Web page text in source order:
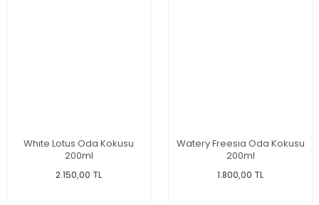
Whıte Lotus Oda Kokusu
200ml
2.150,00 TL
Watery Freesıa Oda Kokusu
200ml
1.800,00 TL